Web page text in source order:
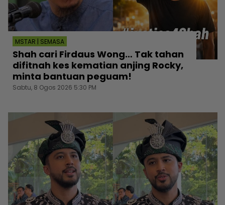
MSTAR | SEMASA
Shah cari Firdaus Wong… Tak tahan
difitnah kes kematian anjing Rocky,
minta bantuan peguam!
Sabtu, 8 Ogos 2026 5:30 PM